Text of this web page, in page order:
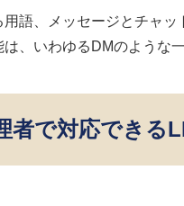
語、メッセージとチャッ
は、いわゆるDMのような
者で対応できる